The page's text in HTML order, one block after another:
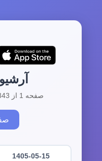
صفحه 1 از 343 | مجموع 3424 آرشیو
1405-05-15